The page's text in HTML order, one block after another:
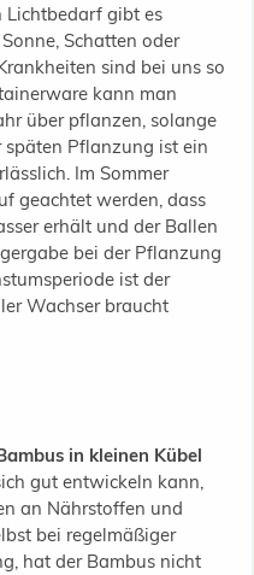
Lichtbedarf gibt es
Schatten oder
sind bei uns so
kann man
über pflanzen, solange
späten Pflanzung ist ein
Im Sommer
geachtet werden, dass
erhält und der Ballen
bei der Pflanzung
ist der
Wachser braucht
in kleinen Kübel
gut entwickeln kann,
an Nährstoffen und
bei regelmäßiger
hat der Bambus nicht